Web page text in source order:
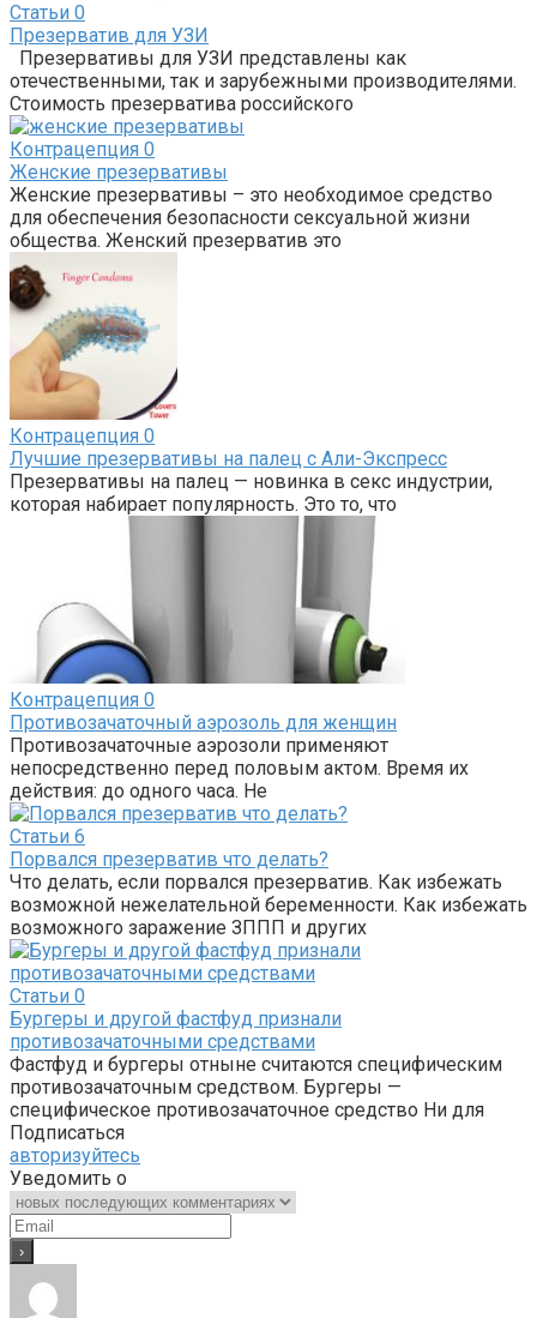
Статьи 0
Презерватив для УЗИ
Презервативы для УЗИ представлены как
отечественными, так и зарубежными производителями.
Стоимость презерватива российского
Контрацепция 0
Женские презервативы
Женские презервативы – это необходимое средство
для обеспечения безопасности сексуальной жизни
общества. Женский презерватив это
Контрацепция 0
Лучшие презервативы на палец с Али-Экспресс
Презервативы на палец — новинка в секс индустрии,
которая набирает популярность. Это то, что
Контрацепция 0
Противозачаточный аэрозоль для женщин
Противозачаточные аэрозоли применяют
непосредственно перед половым актом. Время их
действия: до одного часа. Не
Статьи 6
Порвался презерватив что делать?
Что делать, если порвался презерватив. Как избежать
возможной нежелательной беременности. Как избежать
возможного заражение ЗППП и других
Статьи 0
Бургеры и другой фастфуд признали
противозачаточными средствами
Фастфуд и бургеры отныне считаются специфическим
противозачаточным средством. Бургеры —
специфическое противозачаточное средство Ни для
Подписаться
авторизуйтесь
Уведомить о